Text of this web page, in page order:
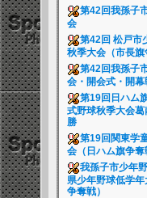
第42回我孫子
会
第42回 松戸市
秋季大会（市長旗
第42回我孫子
会・開会式・開幕
第19回日ハム
式野球秋季大会
勝
第19回関東学
会（日ハム旗争奪
我孫子市少年
県少年野球低学
争奪戦）